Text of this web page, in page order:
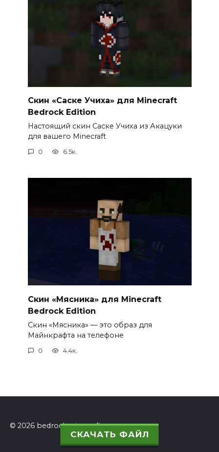
СКАЧАТЬ ФАЙЛ
Скин «Саске Учиха» для Minecraft
Bedrock Edition
Настоящий скин Саске Учиха из Акацуки
для вашего Minecraft
0 6.5к.
Скин «Мясника» для Minecraft
Bedrock Edition
Скин «Мясника» — это образ для
Майнкрафта на телефоне
0 4.4к.
© 2026 bedrockminecraft.ru